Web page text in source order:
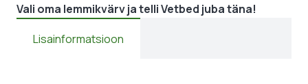
Vali oma lemmikvärv ja telli Vetbed juba täna!
Lisainformatsioon